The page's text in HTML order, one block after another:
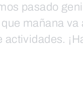
pasado
mañana va
actividades.